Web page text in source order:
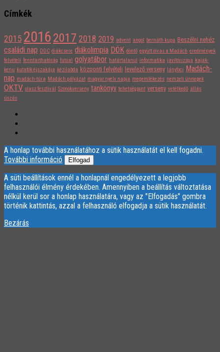
Címkék
2015 2016 2017 2018 2019 advent angol bernáth kupa Beszélni nehéz
családi nap DDC diákcsere diákolimpia DÖK döntő együtt olvas a Madách eredmények
felvételi fenntarthatóság futsal golyatábor határtalanul informatika javítóvizsga kajak-
kenu kutatók éjszakája kézilabda központi felvételi levelező verseny lányfoci Madách-
nap madách-túra Madách pályázat magyar nyelv napja megemlékezés nemzeti ünnepek
OKTV olasz fesztivál Szónokverseny tankönyv tehetségpont verseny vetélkedő állás
úszás
A honlap további használatához a sütik használatát el kell fogadni.
További információ
Elfogad
A süti beállítások ennél a honlapnál engedélyezett a legjobb
felhasználói élmény érdekében. Amennyiben a beállítás változtatása
nélkül kerül sor a honlap használatára, vagy az "Elfogadás" gombra
történik kattintás, azzal a felhasználó elfogadja a sütik használatát.
Bezárás